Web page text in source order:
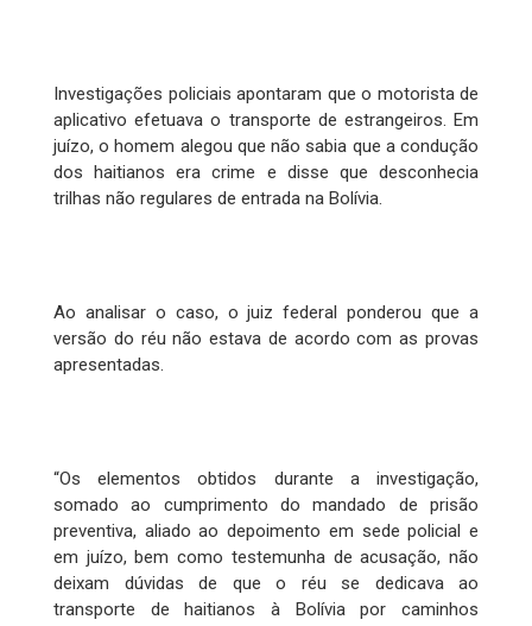
Investigações policiais apontaram que o motorista de
aplicativo efetuava o transporte de estrangeiros. Em
juízo, o homem alegou que não sabia que a condução
dos haitianos era crime e disse que desconhecia
trilhas não regulares de entrada na Bolívia.
Ao analisar o caso, o juiz federal ponderou que a
versão do réu não estava de acordo com as provas
apresentadas.
“Os elementos obtidos durante a investigação,
somado ao cumprimento do mandado de prisão
preventiva, aliado ao depoimento em sede policial e
em juízo, bem como testemunha de acusação, não
deixam dúvidas de que o réu se dedicava ao
transporte de haitianos à Bolívia por caminhos